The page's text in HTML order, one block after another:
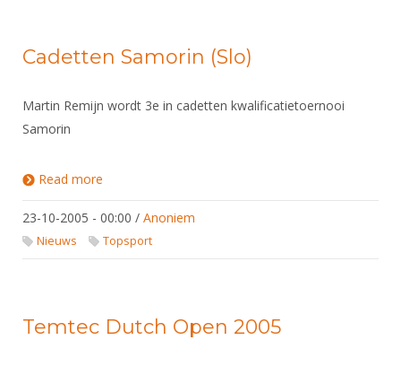
Cadetten Samorin (Slo)
Martin Remijn wordt 3e in cadetten kwalificatietoernooi
Samorin
Read more
23-10-2005 - 00:00 / Anoniem
Nieuws Topsport
Temtec Dutch Open 2005